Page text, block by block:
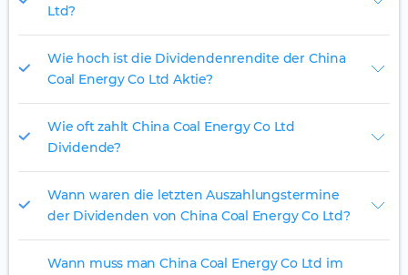
Ltd?
Wie hoch ist die Dividendenrendite der China
Coal Energy Co Ltd Aktie?
Wie oft zahlt China Coal Energy Co Ltd
Dividende?
Wann waren die letzten Auszahlungstermine
der Dividenden von China Coal Energy Co Ltd?
Wann muss man China Coal Energy Co Ltd im